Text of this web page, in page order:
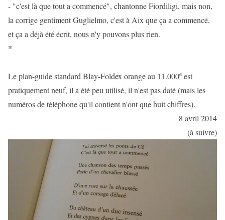
- "c'est là que tout a commencé", chantonne Fiordiligi, mais non,
la corrige gentiment Guglielmo, c'est à Aix que ça a commencé,
et ça a déjà été écrit, nous n'y pouvons plus rien.
*
Le plan-guide standard Blay-Foldex orange au 11.000e est
pratiquement neuf, il a été peu utilisé, il n'est pas daté (mais les
numéros de téléphone qu'il contient n'ont que huit chiffres).
8 avril 2014
(à suivre)